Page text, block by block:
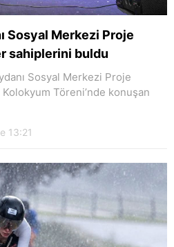
Sosyal Merkezi Proje
sahiplerini buldu
Sosyal Merkezi Proje
Kolokyum Töreni’nde konuşan
13:21